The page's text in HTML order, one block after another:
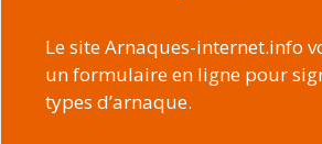
Le site Arnaques-internet.info
un formulaire en ligne pour
types d’arnaque.